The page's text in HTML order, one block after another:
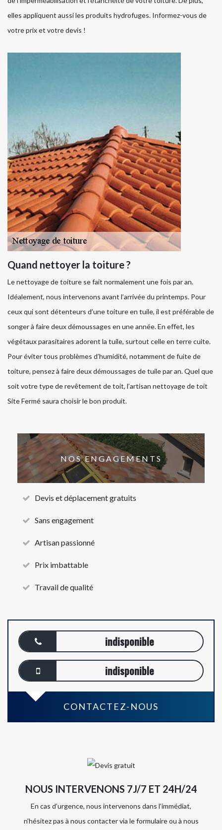
elles appliquent aussi les produits hydrofuges. Informez-vous de
votre prix et votre devis !
Quand nettoyer la toiture ?
Le nettoyage de toiture se fait normalement une fois par an.
Idéalement, nous intervenons avant l’arrivée du printemps. Pour
ceux qui sont détenteurs d’une toiture en tuile, il est préférable de
songer à faire deux démoussages en une année. En effet, les
végétaux parasitaires adorent la tuile, surtout celle en terre cuite.
Pour éviter tous problèmes d’humidité, notamment de fuite de
toiture, pensez à faire deux démoussages de tuile par an. Quel que
soit votre type de revêtement de toit, l’artisan nettoyage de toit
Site Fermé saura choisir le bon produit.
NOS ENGAGEMENTS
Devis et déplacement gratuits
Sans engagement
Artisan passionné
Prix imbattable
Travail de qualité
indisponible
indisponible
CONTACTEZ-NOUS
NOUS INTERVENONS 7J/7 ET 24H/24
En cas d’urgence, nous intervenons dans l’immédiat,
n’hésitez pas à nous contacter via le formulaire ou à nous